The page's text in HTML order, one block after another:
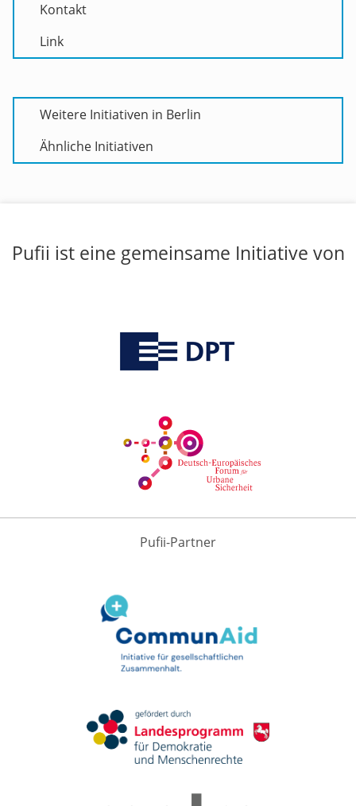
Kontakt
Link
Weitere Initiativen in Berlin
Ähnliche Initiativen
Pufii ist eine gemeinsame Initiative von
Pufii-Partner